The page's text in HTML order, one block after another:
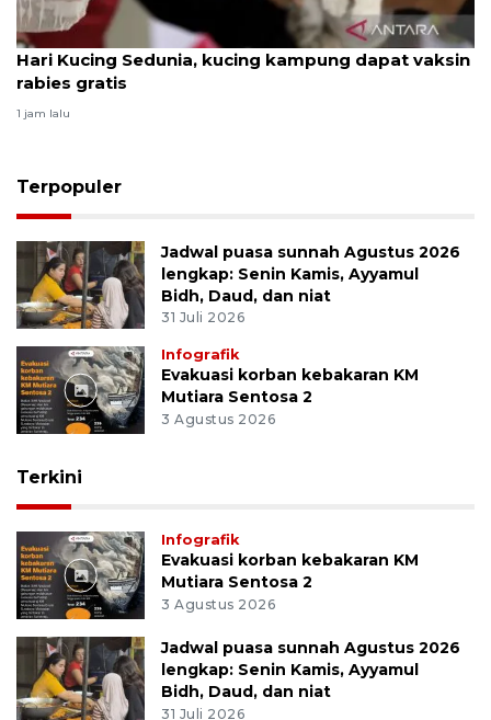
Hari Kucing Sedunia, kucing kampung dapat vaksin
rabies gratis
1 jam lalu
Terpopuler
Jadwal puasa sunnah Agustus 2026
lengkap: Senin Kamis, Ayyamul
Bidh, Daud, dan niat
31 Juli 2026
Infografik
Evakuasi korban kebakaran KM
Mutiara Sentosa 2
3 Agustus 2026
Terkini
Infografik
Evakuasi korban kebakaran KM
Mutiara Sentosa 2
3 Agustus 2026
Jadwal puasa sunnah Agustus 2026
lengkap: Senin Kamis, Ayyamul
Bidh, Daud, dan niat
31 Juli 2026